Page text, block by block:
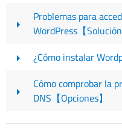
Problemas para
WordPress【Solución
¿Cómo instalar
Cómo comprobar la
DNS【Opciones】